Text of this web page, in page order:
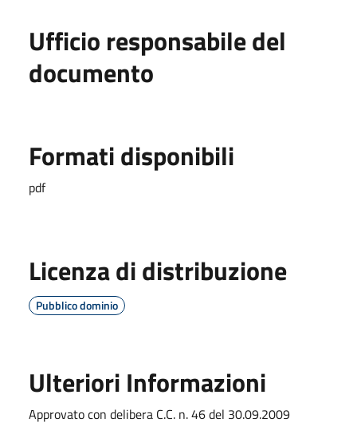
Ufficio responsabile del
documento
Formati disponibili
pdf
Licenza di distribuzione
Pubblico dominio
Ulteriori Informazioni
Approvato con delibera C.C. n. 46 del 30.09.2009